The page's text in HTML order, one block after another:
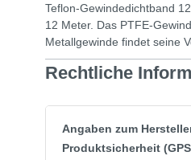
Teflon-Gewindedichtband
12 Meter. Das PTFE-
Metallgewinde findet seine
Rechtliche
Angaben zum
Produktsicherheit